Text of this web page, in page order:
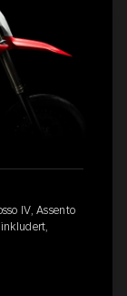
IV, Assento